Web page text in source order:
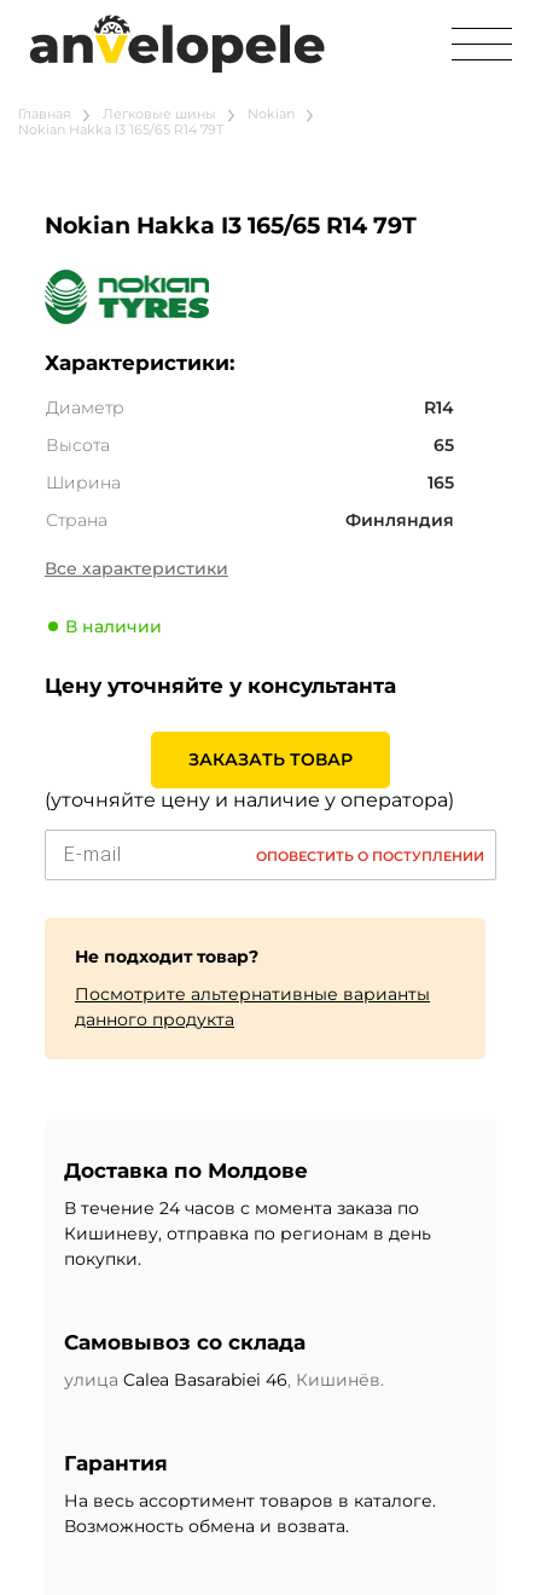
Главная Легковые шины
Nokian
Nokian Hakka I3 165/65 R14 79T
Nokian Hakka I3 165/65 R14 79T
Характеристики:
Диаметр
R14
Высота
65
Ширина
165
Страна
Финляндия
Сезонность
средства
Индекс скорости
T (190 км/ч)
Индекс нагрузки
79 (437кг)
Все характеристики
В наличии
Цену уточняйте у консультанта
ЗАКАЗАТЬ ТОВАР
(уточняйте цену и наличие у оператора)
ОПОВЕСТИТЬ О ПОСТУПЛЕНИИ
Не подходит товар?
Посмотрите альтернативные варианты
данного продукта
Доставка по Молдове
В течение 24 часов с момента заказа по
Кишиневу, отправка по регионам в день
покупки.
Самовывоз со склада
улица Calea Basarabiei 46, Кишинёв.
Гарантия
На весь ассортимент товаров в каталоге.
Возможность обмена и возвата.